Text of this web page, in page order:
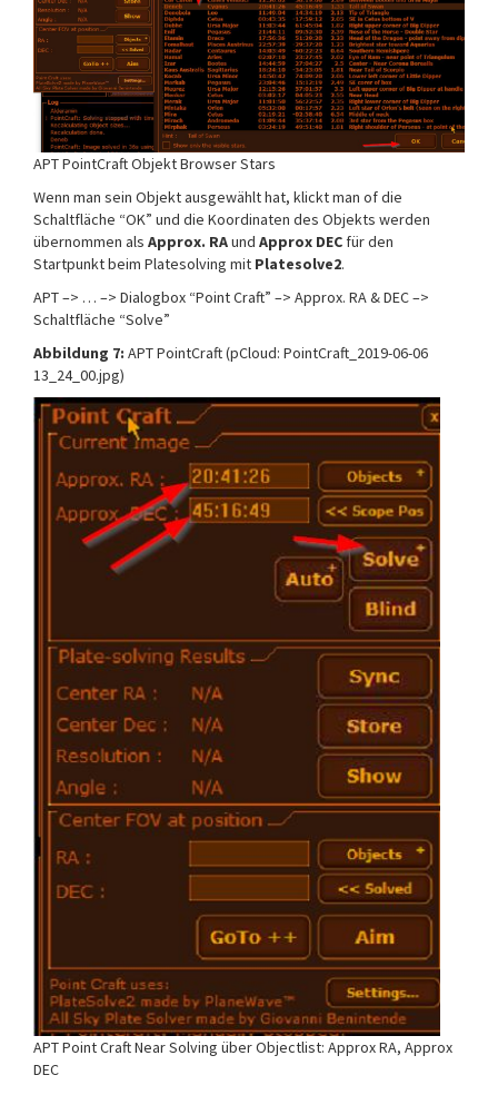
APT PointCraft Objekt Browser Stars
Wenn man sein Objekt ausgewählt hat, klickt man of die
Schaltfläche “OK” und die Koordinaten des Objekts werden
übernommen als Approx. RAund Approx DEC für den
Startpunkt beim Platesolving mit Platesolve2.
APT –> … –> Dialogbox “Point Craft” –> Approx. RA & DEC –>
Schaltfläche “Solve”
Abbildung 7: APT PointCraft (pCloud: PointCraft_2019-06-06
13_24_00.jpg)
APT Point Craft Near Solving über Objectlist: Approx RA, Approx
DEC